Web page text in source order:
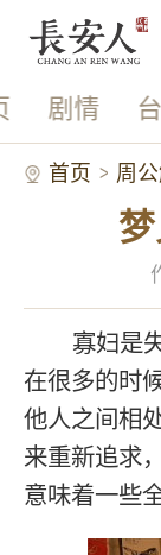
剧情
首页 周
寡妇是
在很多的时
他人之间相
来重新追求
意味着一些